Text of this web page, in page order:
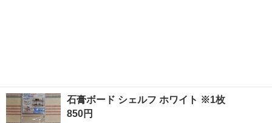
石膏ボード シェルフ ホワイト ※1枚
850円